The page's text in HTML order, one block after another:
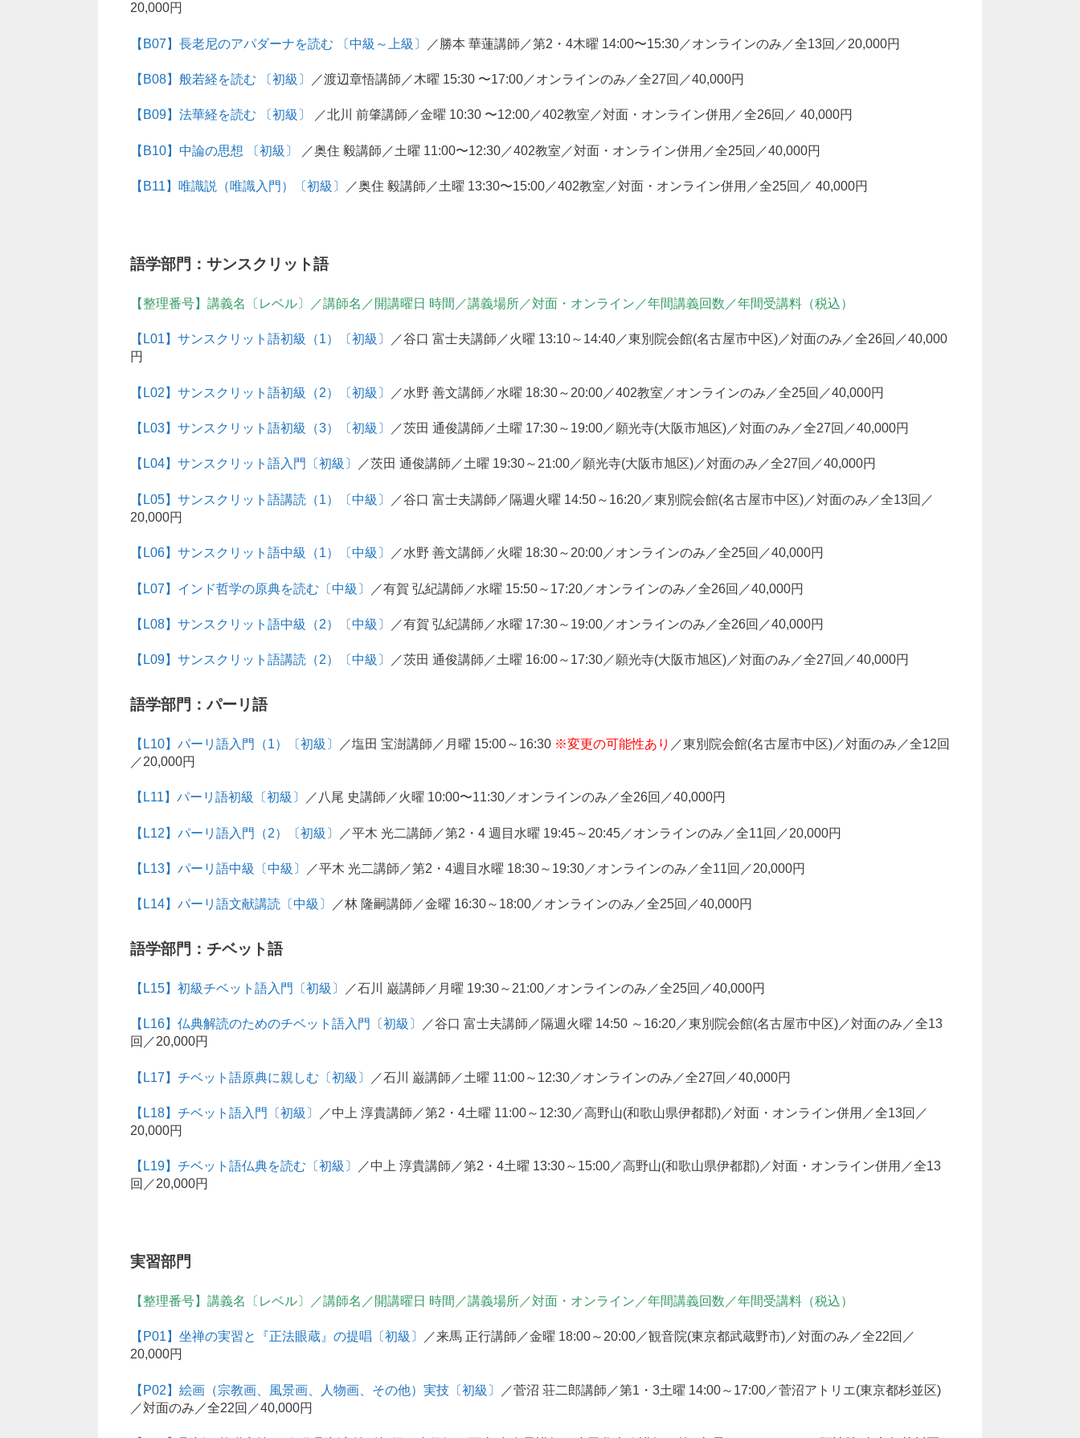
20,000円
【B07】長老尼のアパダーナを読む 〔中級～上級〕 ／勝本 華蓮講師／第2・4木曜 14:00〜15:30／オンラインのみ／全13回／20,000円
【B08】般若経を読む 〔初級〕 ／渡辺章悟講師／木曜 15:30 〜17:00／オンラインのみ／全27回／40,000円
【B09】法華経を読む 〔初級〕 ／北川 前肇講師／金曜 10:30 〜12:00／402教室／対面・オンライン併用／全26回／ 40,000円
【B10】中論の思想 〔初級〕 ／奥住 毅講師／土曜 11:00〜12:30／402教室／対面・オンライン併用／全25回／40,000円
【B11】唯識説（唯識入門）〔初級〕 ／奥住 毅講師／土曜 13:30〜15:00／402教室／対面・オンライン併用／全25回／ 40,000円
語学部門：サンスクリット語
【整理番号】講義名〔レベル〕／講師名／開講曜日 時間／講義場所／対面・オンライン／年間講義回数／年間受講料（税込）
【L01】サンスクリット語初級（1）〔初級〕
／谷口 富士夫講師／火曜 13:10～14:40／東別院会館(名古屋市中区)／対面のみ／全26回／40,000
円
【L02】サンスクリット語初級（2）〔初級〕 ／水野 善文講師／水曜 18:30～20:00／402教室／オンラインのみ／全25回／40,000円
【L03】サンスクリット語初級（3）〔初級〕 ／茨田 通俊講師／土曜 17:30～19:00／願光寺(大阪市旭区)／対面のみ／全27回／40,000円
【L04】サンスクリット語入門〔初級〕 ／茨田 通俊講師／土曜 19:30～21:00／願光寺(大阪市旭区)／対面のみ／全27回／40,000円
【L05】サンスクリット語講読（1）〔中級〕
／谷口 富士夫講師／隔週火曜 14:50～16:20／東別院会館(名古屋市中区)／対面のみ／全13回／
20,000円
【L06】サンスクリット語中級（1）〔中級〕 ／水野 善文講師／火曜 18:30～20:00／オンラインのみ／全25回／40,000円
【L07】インド哲学の原典を読む〔中級〕 ／有賀 弘紀講師／水曜 15:50～17:20／オンラインのみ／全26回／40,000円
【L08】サンスクリット語中級（2）〔中級〕 ／有賀 弘紀講師／水曜 17:30～19:00／オンラインのみ／全26回／40,000円
【L09】サンスクリット語講読（2）〔中級〕 ／茨田 通俊講師／土曜 16:00～17:30／願光寺(大阪市旭区)／対面のみ／全27回／40,000円
語学部門：パーリ語
【L10】パーリ語入門（1）〔初級〕 ／塩田 宝澍講師／月曜 15:00～16:30 ※変更の可能性あり ／東別院会館(名古屋市中区)／対面のみ／全12回
／20,000円
【L11】パーリ語初級〔初級〕 ／八尾 史講師／火曜 10:00〜11:30／オンラインのみ／全26回／40,000円
【L12】パーリ語入門（2）〔初級〕 ／平木 光二講師／第2・4 週目水曜 19:45～20:45／オンラインのみ／全11回／20,000円
【L13】パーリ語中級〔中級〕 ／平木 光二講師／第2・4週目水曜 18:30～19:30／オンラインのみ／全11回／20,000円
【L14】パーリ語文献講読〔中級〕 ／林 隆嗣講師／金曜 16:30～18:00／オンラインのみ／全25回／40,000円
語学部門：チベット語
【L15】初級チベット語入門〔初級〕 ／石川 巌講師／月曜 19:30～21:00／オンラインのみ／全25回／40,000円
【L16】仏典解読のためのチベット語入門〔初級〕
／谷口 富士夫講師／隔週火曜 14:50 ～16:20／東別院会館(名古屋市中区)／対面のみ／全13
回／20,000円
【L17】チベット語原典に親しむ〔初級〕 ／石川 巌講師／土曜 11:00～12:30／オンラインのみ／全27回／40,000円
【L18】チベット語入門〔初級〕
／中上 淳貴講師／第2・4土曜 11:00～12:30／高野山(和歌山県伊都郡)／対面・オンライン併用／全13回／
20,000円
【L19】チベット語仏典を読む〔初級〕
／中上 淳貴講師／第2・4土曜 13:30～15:00／高野山(和歌山県伊都郡)／対面・オンライン併用／全13
回／20,000円
実習部門
【整理番号】講義名〔レベル〕／講師名／開講曜日 時間／講義場所／対面・オンライン／年間講義回数／年間受講料（税込）
【P01】坐禅の実習と『正法眼蔵』の提唱〔初級〕
／来馬 正行講師／金曜 18:00～20:00／観音院(東京都武蔵野市)／対面のみ／全22回／
20,000円
【P02】絵画（宗教画、風景画、人物画、その他）実技〔初級〕
／菅沼 荘二郎講師／第1・3土曜 14:00～17:00／菅沼アトリエ(東京都杉並区)
／対面のみ／全22回／40,000円